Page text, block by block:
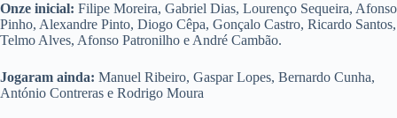
Onze inicial: Filipe Moreira, Gabriel Dias, Lourenço Sequeira, Afonso
Pinho, Alexandre Pinto, Diogo Cêpa, Gonçalo Castro, Ricardo Santos,
Telmo Alves, Afonso Patronilho e André Cambão.
Jogaram ainda: Manuel Ribeiro, Gaspar Lopes, Bernardo Cunha,
António Contreras e Rodrigo Moura